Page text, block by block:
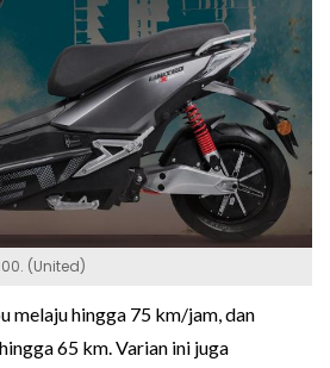
(United)
melaju hingga 75 km/jam, dan
65 km. Varian ini juga